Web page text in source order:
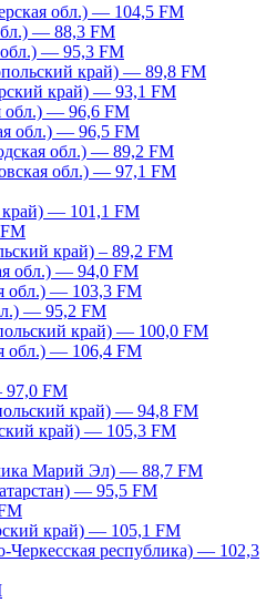
обл.) — 104,5 FM
— 88,3 FM
обл.) — 95,3 FM
край) — 89,8 FM
край) — 93,1 FM
обл.) — 96,6 FM
обл.) — 96,5 FM
обл.) — 89,2 FM
обл.) — 97,1 FM
край) — 101,1 FM
край) – 89,2 FM
обл.) — 94,0 FM
обл.) — 103,3 FM
— 95,2 FM
край) — 100,0 FM
обл.) — 106,4 FM
FM
край) — 94,8 FM
край) — 105,3 FM
Марий Эл) — 88,7 FM
— 95,5 FM
край) — 105,1 FM
Черкесская республика) — 102,3